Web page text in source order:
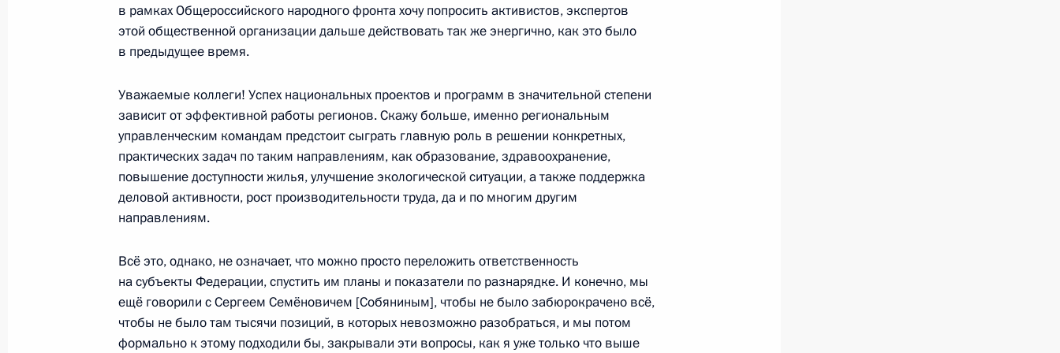
Перечень поручений по итогам расширенного заседания
президиума Государственного совета
Перечень поручений по итогам совещания по вопросу
привлечения частных инвестиций в национальные проекты
18 декабря 2018 года, 18:30
Совещание с членами Правительства
28 ноября 2018 года, 17:00
в рамках Общероссийского народного фронта хочу попросить активистов, экспертов
этой общественной организации дальше действовать так же энергично, как это было
в предыдущее время.
Уважаемые коллеги! Успех национальных проектов и программ в значительной степени
зависит от эффективной работы регионов. Скажу больше, именно региональным
управленческим командам предстоит сыграть главную роль в решении конкретных,
практических задач по таким направлениям, как образование, здравоохранение,
повышение доступности жилья, улучшение экологической ситуации, а также поддержка
деловой активности, рост производительности труда, да и по многим другим
направлениям.
Всё это, однако, не означает, что можно просто переложить ответственность
на субъекты Федерации, спустить им планы и показатели по разнарядке. И конечно, мы
ещё говорили с Сергеем Семёновичем [Собяниным], чтобы не было забюрокрачено всё,
чтобы не было там тысячи позиций, в которых невозможно разобраться, и мы потом
формально к этому подходили бы, закрывали эти вопросы, как я уже только что выше